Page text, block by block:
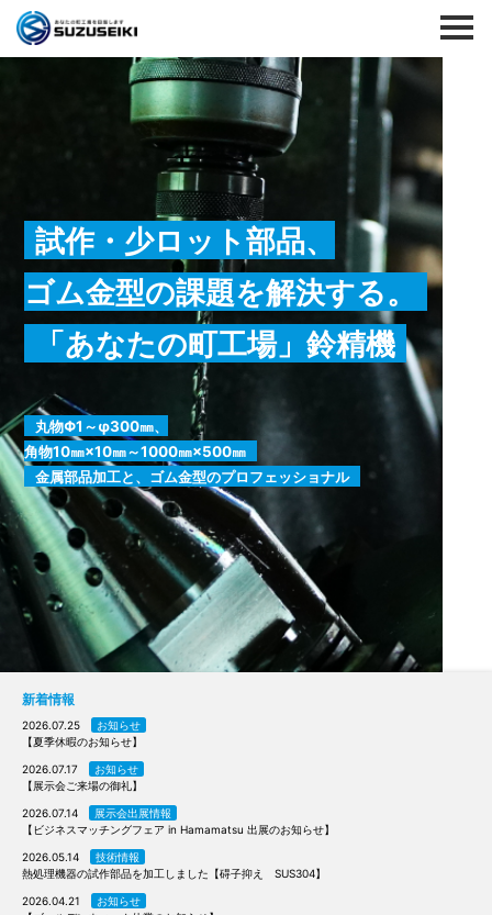
試作・少ロット部品、
ゴム金型の課題を解決する。
「あなたの町工場」鈴精機
丸物Φ1～φ300㎜、
角物10㎜×10㎜～1000㎜×500㎜
金属部品加工と、ゴム金型のプロフェッショナル
新着情報
2026.07.25
お知らせ
【夏季休暇のお知らせ】
2026.07.17
お知らせ
【展示会ご来場の御礼】
2026.07.14
展示会出展情報
【ビジネスマッチングフェア in Hamamatsu 出展のお知らせ】
2026.05.14
技術情報
熱処理機器の試作部品を加工しました【碍子抑え SUS304】
2026.04.21
お知らせ